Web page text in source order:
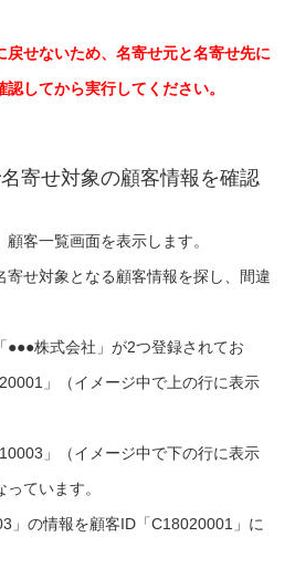
戻せないため、名寄せ元と名寄せ先に
してから実行してください。
名寄せ対象の顧客情報を確認
顧客一覧画面を表示します。
寄せ対象となる顧客情報を探し、間違
●●●株式会社」が2つ登録されてお
」（イメージ中で上の行に表示
」（イメージ中で下の行に表示
ています。
」の情報を顧客ID「C18020001」に